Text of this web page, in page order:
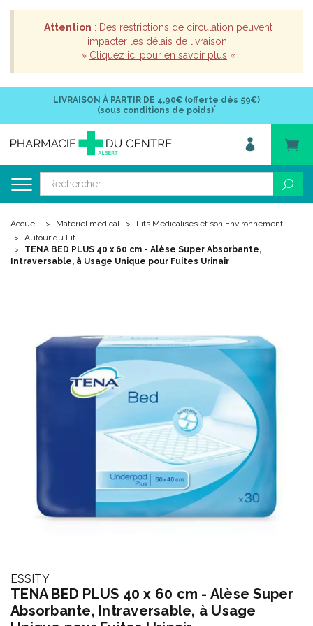
Attention : Des restrictions de circulation peuvent
impacter les délais de livraison.
» Cliquez ici pour en savoir plus «
LIVRAISON À PARTIR DE 4,90€ (offerte dès 59€)
(sous conditions de poids)*
Accueil Matériel médical
Lits Médicalisés et son Environnement
Autour du Lit
TENA BED PLUS 40 x 60 cm - Alèse Super Absorbante,
Intraversable, à Usage Unique pour Fuites Urinair
ESSITY
TENA BED PLUS 40 x 60 cm - Alèse Super
Absorbante, Intraversable, à Usage